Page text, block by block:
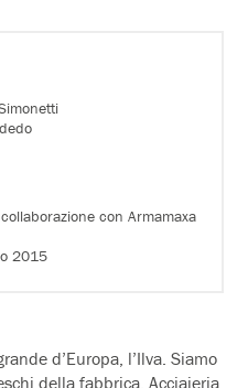
con Armamaxa
2015
d’Europa, l’Ilva. Siamo
della fabbrica, Acciaieria